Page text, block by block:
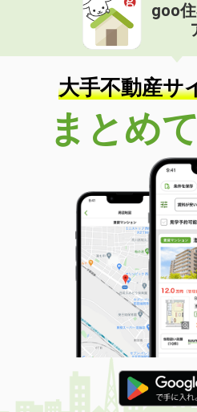
goo
大手不動産サ
まとめ